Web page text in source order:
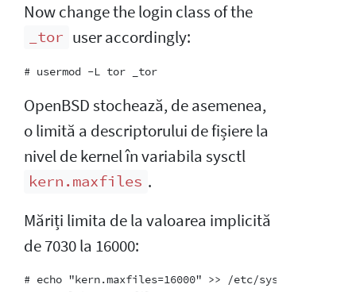
Now change the login class of the
_tor user accordingly:
OpenBSD stochează, de asemenea,
o limită a descriptorului de fișiere la
nivel de kernel în variabila sysctl
kern.maxfiles .
Măriți limita de la valoarea implicită
de 7030 la 16000:
# echo "kern.maxfiles=16000" >> /etc/sysctl.conf